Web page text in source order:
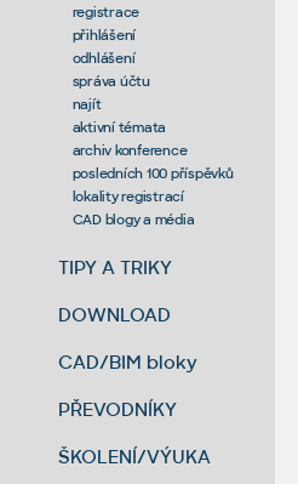
registrace
přihlášení
odhlášení
správa účtu
najít
aktivní témata
archiv konference
posledních 100 příspěvků
lokality registrací
CAD blogy a média
TIPY A TRIKY
DOWNLOAD
CAD/BIM bloky
PŘEVODNÍKY
ŠKOLENÍ/VÝUKA